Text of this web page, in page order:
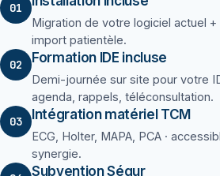
01
Migration de votre logiciel actuel
import patientèle.
02 Formation IDE incluse
Demi-journée sur site pour votre
agenda, rappels, téléconsultation.
03 Intégration matériel TCM
ECG, Holter, MAPA, PCA ·
synergie.
Subvention Ségur